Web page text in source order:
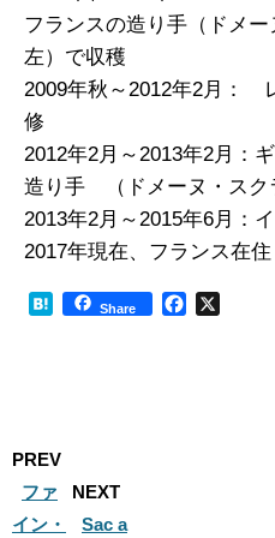
フランスの造り手（ドメ
左）で収穫
2009年秋～2012年2月：
修
2012年2月～2013年2月：
造り手 （ドメーヌ・スク
2013年2月～2015年6月：
2017年現在、フランス在住
Share
PREV
ファ
イン・
NEXT
Sac a